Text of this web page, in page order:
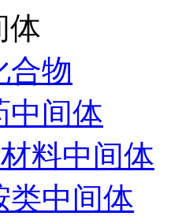
体
合物
中间体
料中间体
类中间体